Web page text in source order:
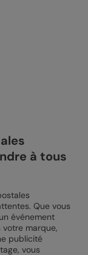
à tous
Que vous
événement
marque,
publicité
vous